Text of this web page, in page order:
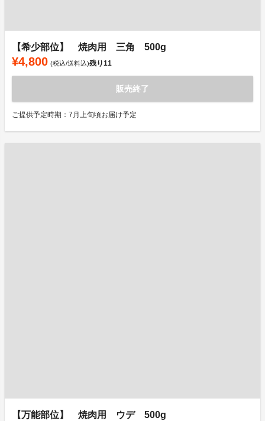
【希少部位】 焼肉用 三角 500g
¥4,800 (税込/送料込)残り11
販売終了
ご提供予定時期：7月上旬頃お届け予定
【万能部位】 焼肉用 ウデ 500g